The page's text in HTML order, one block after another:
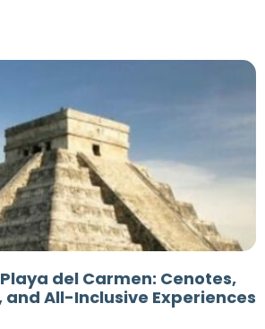
del Carmen: Cenotes,
and All-Inclusive Experiences